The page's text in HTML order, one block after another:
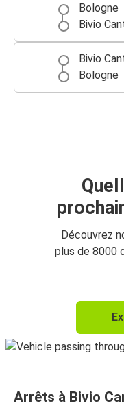
Bologne
Bivio
Bivio
Bologne
Découvrez
plus de 8000
Arrêts à Bivio